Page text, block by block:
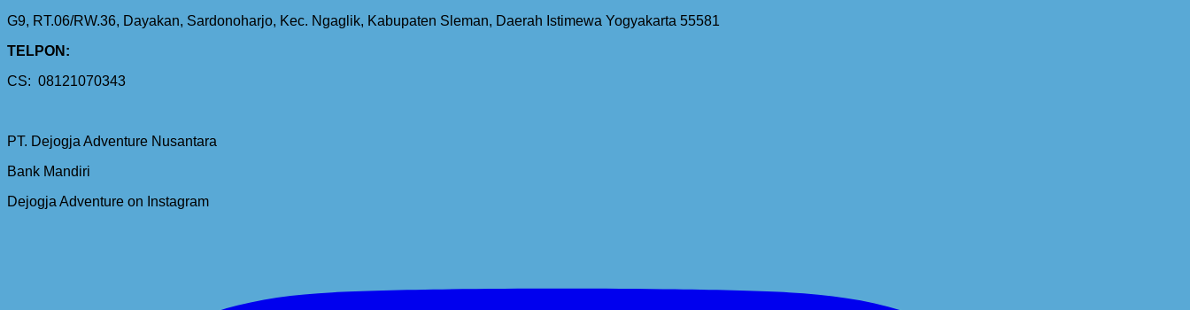
G9, RT.06/RW.36, Dayakan, Sardonoharjo, Kec. Ngaglik, Kabupaten Sleman, Daerah Istimewa Yogyakarta 55581
TELPON:
CS: 08121070343
PT. Dejogja Adventure Nusantara
Bank Mandiri
Dejogja Adventure on Instagram